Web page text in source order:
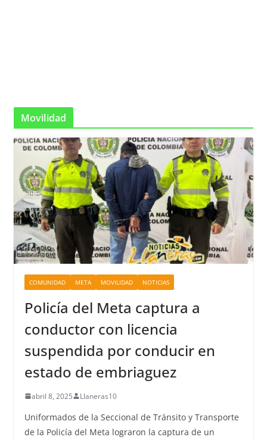
Movilidad
COMUNIDAD META MOVILIDAD NOTICIAS
Policía del Meta captura a
conductor con licencia
suspendida por conducir en
estado de embriaguez
abril 8, 2025 Llaneras10
Uniformados de la Seccional de Tránsito y Transporte
de la Policía del Meta lograron la captura de un